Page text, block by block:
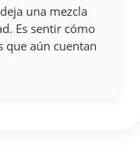
una mezcla
Es sentir cómo
que aún cuentan